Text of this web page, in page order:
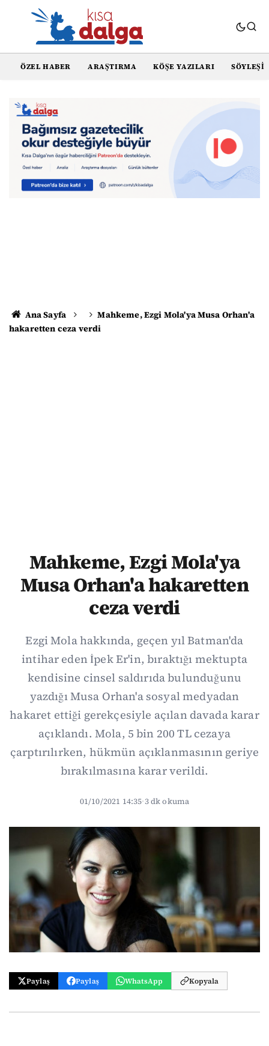
ÖZEL HABER ARAŞTIRMA KÖŞE YAZILARI SÖYLEŞI
Ana Sayfa
Mahkeme, Ezgi Mola'ya Musa Orhan'a
hakaretten ceza verdi
Mahkeme, Ezgi Mola'ya
Musa Orhan'a hakaretten
ceza verdi
Ezgi Mola hakkında, geçen yıl Batman'da
intihar eden İpek Er'in, bıraktığı mektupta
kendisine cinsel saldırıda bulunduğunu
yazdığı Musa Orhan'a sosyal medyadan
hakaret ettiği gerekçesiyle açılan davada karar
açıklandı. Mola, 5 bin 200 TL cezaya
çarptırılırken, hükmün açıklanmasının geriye
bırakılmasına karar verildi.
01/10/2021 14:35·3 dk okuma
Paylaş Paylaş WhatsApp Kopyala